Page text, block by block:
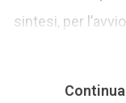
sintesi, per